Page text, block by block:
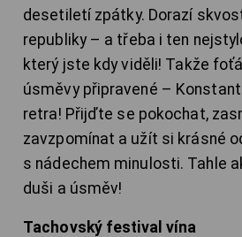
desetiletí zpátky. Dorazí
republiky – a třeba i ten
který jste kdy viděli! Takže
úsměvy připravené –
retra! Přijďte se pokochat,
zavzpomínat a užít si krásné
s nádechem minulosti. Tahle
duši a úsměv!
Tachovský festival vína